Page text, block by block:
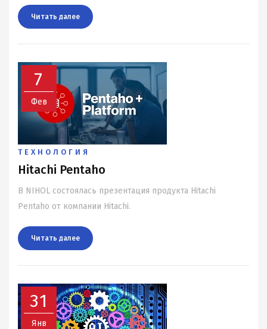
Читать далee
7
Фев
ТЕХНОЛОГИЯ
Hitachi Pentaho
В NIHOL состоялась презентация продукта Hitachi
Pentaho от компании Hitachi.
Читать далee
31
Янв